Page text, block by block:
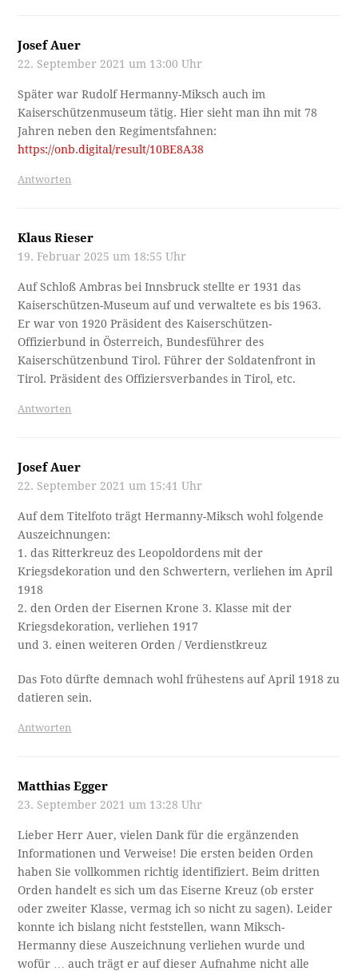
Josef Auer
22. September 2021 um 13:00 Uhr
Später war Rudolf Hermanny-Miksch auch im
Kaiserschützenmuseum tätig. Hier sieht man ihn mit 78
Jahren neben den Regimentsfahnen:
https://onb.digital/result/10BE8A38
Antworten
Klaus Rieser
19. Februar 2025 um 18:55 Uhr
Auf Schloß Ambras bei Innsbruck stellte er 1931 das
Kaiserschützen-Museum auf und verwaltete es bis 1963.
Er war von 1920 Präsident des Kaiserschützen-
Offizierbund in Österreich, Bundesführer des
Kaiserschützenbund Tirol. Führer der Soldatenfront in
Tirol. Präsident des Offiziersverbandes in Tirol, etc.
Antworten
Josef Auer
22. September 2021 um 15:41 Uhr
Auf dem Titelfoto trägt Hermanny-Miksch wohl folgende
Auszeichnungen:
1. das Ritterkreuz des Leopoldordens mit der
Kriegsdekoration und den Schwertern, verliehen im April
1918
2. den Orden der Eisernen Krone 3. Klasse mit der
Kriegsdekoration, verliehen 1917
und 3. einen weiteren Orden / Verdienstkreuz
Das Foto dürfte demnach wohl frühestens auf April 1918 zu
datieren sein.
Antworten
Matthias Egger
23. September 2021 um 13:28 Uhr
Lieber Herr Auer, vielen Dank für die ergänzenden
Informationen und Verweise! Die ersten beiden Orden
haben Sie vollkommen richtig identifiziert. Beim dritten
Orden handelt es sich um das Eiserne Kreuz (ob erster
oder zweiter Klasse, vermag ich so nicht zu sagen). Leider
konnte ich bislang nicht feststellen, wann Miksch-
Hermanny diese Auszeichnung verliehen wurde und
wofür … auch trägt er auf dieser Aufnahme nicht alle